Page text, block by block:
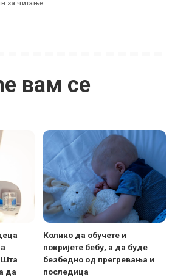
за читање
вам се
Шта
да
Колико да обучете и
покријете бебу, а да буде
безбедно од прегревања и
последица